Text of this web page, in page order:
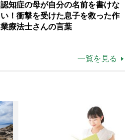
認知症の母が自分の名前を書けな
い！衝撃を受けた息子を救った作
業療法士さんの言葉
一覧を見る